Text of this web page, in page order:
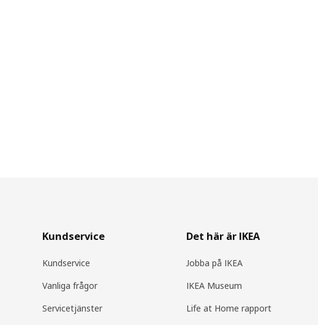
Kundservice
Kundservice
Vanliga frågor
Servicetjänster
Det här är IKEA
Jobba på IKEA
IKEA Museum
Life at Home rapport